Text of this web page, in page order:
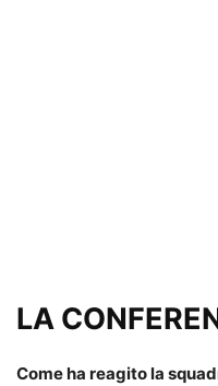
LA
Come ha reagito la